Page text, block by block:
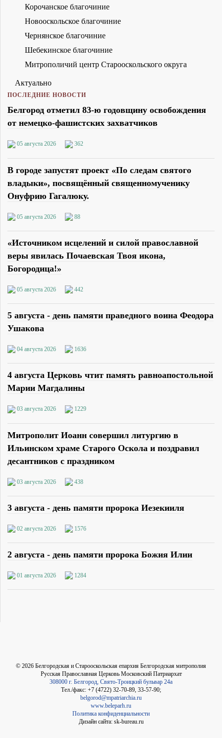
Корочанское благочиние
Новооскольское благочиние
Чернянское благочиние
Шебекинское благочиние
Митрополичий центр Старооскольского округа
Актуально
ПОСЛЕДНИЕ НОВОСТИ
Белгород отметил 83-ю годовщину освобождения
от немецко-фашистских захватчиков
05 августа 2026 362
В городе запустят проект «По следам святого
владыки», посвящённый священномученику
Онуфрию Гагалюку.
05 августа 2026 88
«Источником исцелений и силой православной
веры явилась Почаевская Твоя икона,
Богородица!»
05 августа 2026 442
5 августа - день памяти праведного воина Феодора
Ушакова
04 августа 2026 1636
4 августа Церковь чтит память равноапостольной
Марии Магдалины
03 августа 2026 1229
Митрополит Иоанн совершил литургию в
Ильинском храме Старого Оскола и поздравил
десантников с праздником
03 августа 2026 438
3 августа - день памяти пророка Иезекииля
02 августа 2026 1576
2 августа - день памяти пророка Божия Илии
01 августа 2026 1284
© 2026 Белгородская и Старооскольская епархия Белгородская митрополия
Русская Православная Церковь Московский Патриархат
308000 г. Белгород, Свято-Троицкий бульвар 24а
Тел./факс: +7 (4722) 32-70-89, 33-57-90;
belgorod@mpatriarchia.ru
www.beleparh.ru
Политика конфиденциальности
Дизайн сайта: sk-bureau.ru